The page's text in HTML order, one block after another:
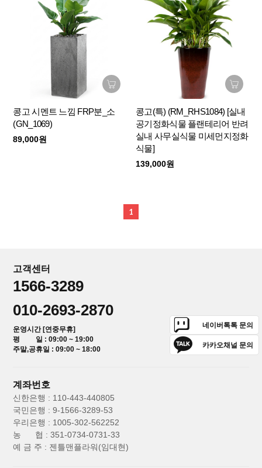
콩고 시멘트 느낌 FRP분_소
(GN_1069)
89,000원
콩고(특) (RM_RHS1084) [실내
공기정화식물 플랜테리어 반려
실내 사무실식물 미세먼지정화
식물]
139,000원
1
고객센터
1566-3289
010-2693-2870
운영시간 [연중무휴]
평 일 : 09:00 ~ 19:00
주말,공휴일 : 09:00 ~ 18:00
네이버톡톡 문의
카카오채널 문의
계좌번호
신한은행 : 110-443-440805
국민은행 : 9-1566-3289-53
우리은행 : 1005-302-562252
농 협 : 351-0734-0731-33
예 금 주 : 젠틀맨플라워(임대현)